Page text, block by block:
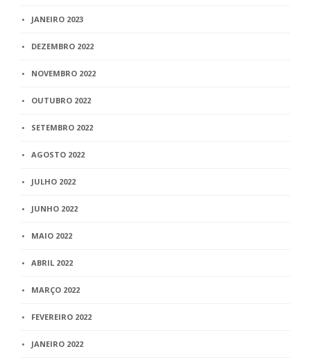
JANEIRO 2023
DEZEMBRO 2022
NOVEMBRO 2022
OUTUBRO 2022
SETEMBRO 2022
AGOSTO 2022
JULHO 2022
JUNHO 2022
MAIO 2022
ABRIL 2022
MARÇO 2022
FEVEREIRO 2022
JANEIRO 2022